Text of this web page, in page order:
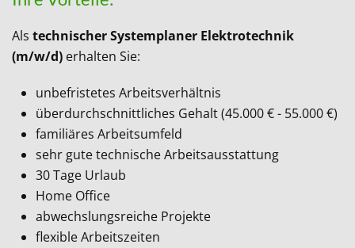
Als technischer Systemplaner Elektrotechnik
(m/w/d) erhalten Sie:
unbefristetes Arbeitsverhältnis
überdurchschnittliches Gehalt (45.000 € - 55.000 €)
familiäres Arbeitsumfeld
sehr gute technische Arbeitsausstattung
30 Tage Urlaub
Home Office
abwechslungsreiche Projekte
flexible Arbeitszeiten